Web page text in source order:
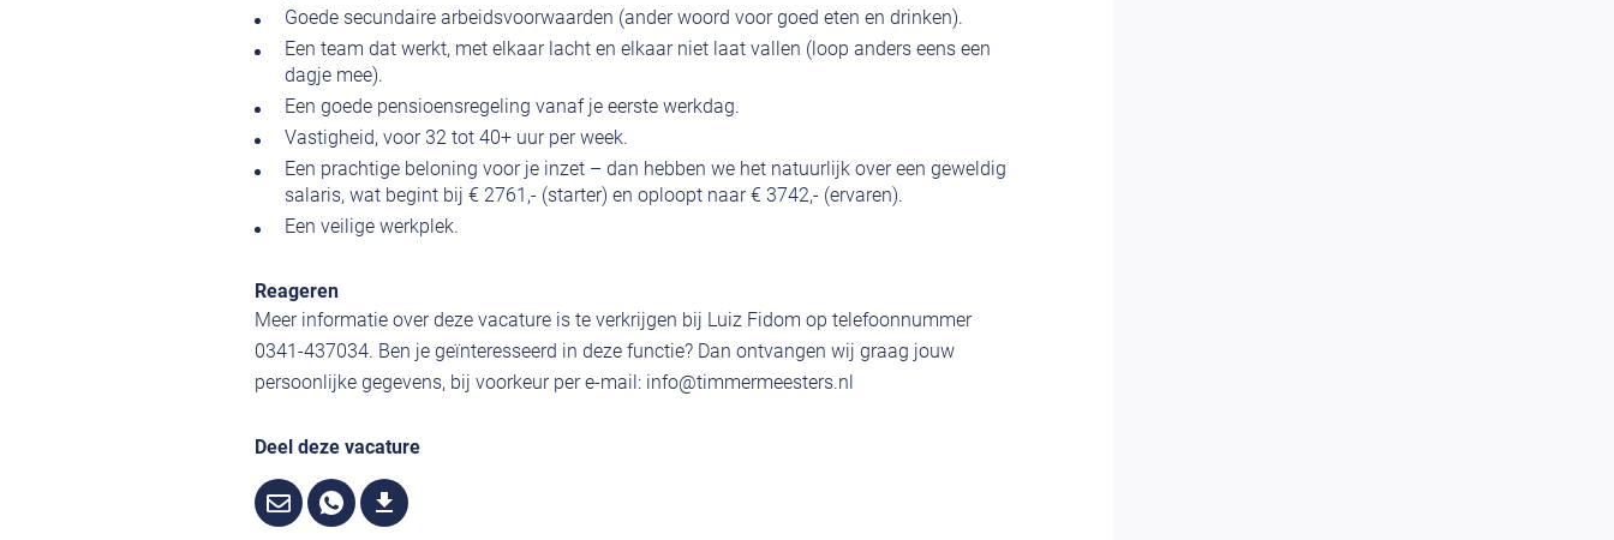
Goede secundaire arbeidsvoorwaarden (ander woord voor goed eten en drinken).
Een team dat werkt, met elkaar lacht en elkaar niet laat vallen (loop anders eens een
dagje mee).
Een goede pensioensregeling vanaf je eerste werkdag.
Vastigheid, voor 32 tot 40+ uur per week.
Een prachtige beloning voor je inzet – dan hebben we het natuurlijk over een geweldig
salaris, wat begint bij € 2761,- (starter) en oploopt naar € 3742,- (ervaren).
Een veilige werkplek.
Reageren
Meer informatie over deze vacature is te verkrijgen bij Luiz Fidom op telefoonnummer
0341-437034. Ben je geïnteresseerd in deze functie? Dan ontvangen wij graag jouw
persoonlijke gegevens, bij voorkeur per e-mail: info@timmermeesters.nl
Deel deze vacature